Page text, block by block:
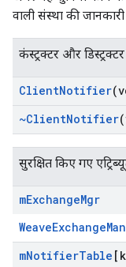
वाली संस्था की जानकारी
कंस्ट्रक्टर और डिस्ट्रक्टर
ClientNotifier
~ClientNotifier
सुरक्षित किए गए
mExchangeMgr
mNotifierTable [k